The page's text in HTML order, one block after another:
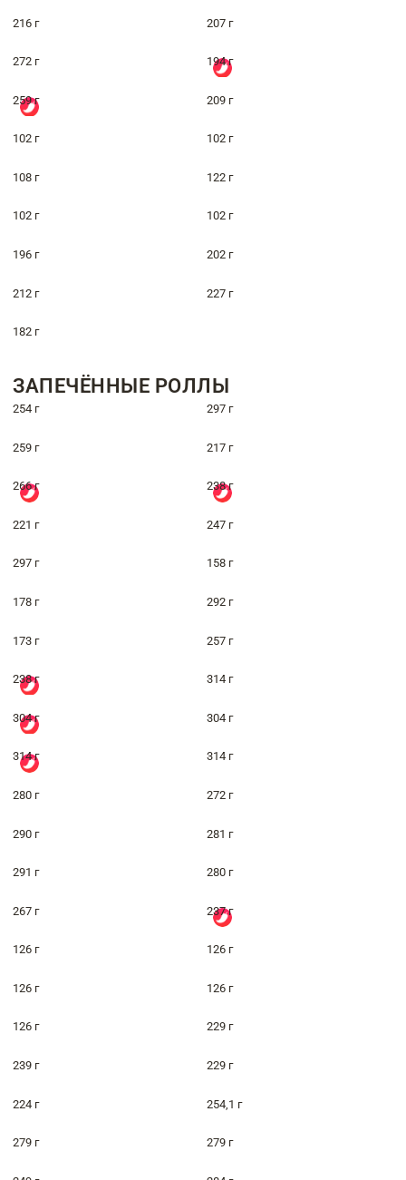
216 г 207 г
272 г 194 г
259 г 209 г
102 г 102 г
108 г 122 г
102 г 102 г
196 г 202 г
212 г 227 г
182 г
ЗАПЕЧЁННЫЕ РОЛЛЫ
254 г 297 г
259 г 217 г
266 г 238 г
221 г 247 г
297 г 158 г
178 г 292 г
173 г 257 г
238 г 314 г
304 г 304 г
314 г 314 г
280 г 272 г
290 г 281 г
291 г 280 г
267 г 237 г
126 г 126 г
126 г 126 г
126 г 229 г
239 г 229 г
224 г 254,1 г
279 г 279 г